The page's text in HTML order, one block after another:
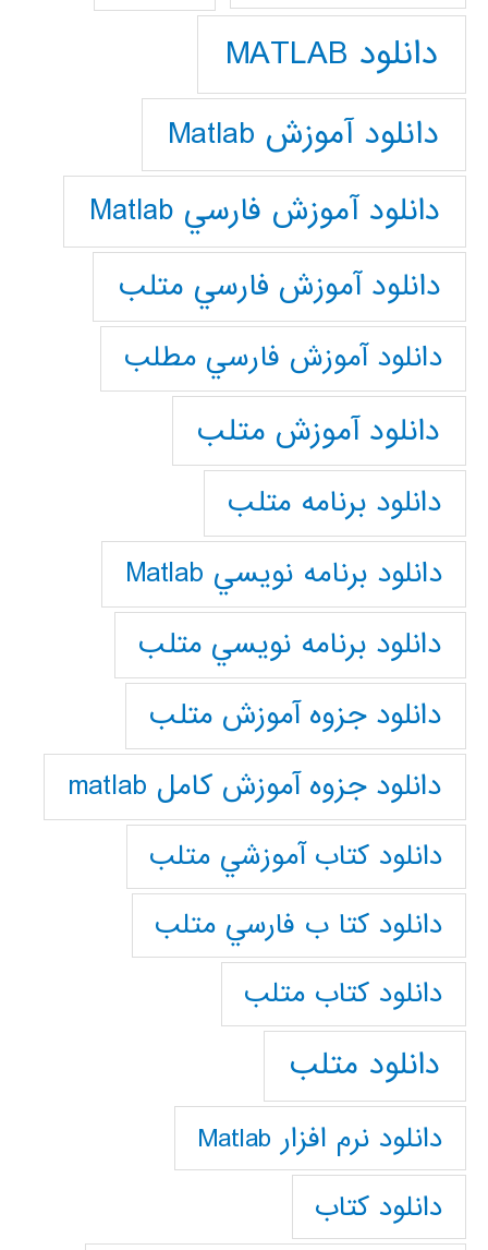
دانلود MATLAB
دانلود آموزش Matlab
دانلود آموزش فارسي Matlab
دانلود آموزش فارسي متلب
دانلود آموزش فارسي مطلب
دانلود آموزش متلب
دانلود برنامه متلب
دانلود برنامه نويسي Matlab
دانلود برنامه نويسي متلب
دانلود جزوه آموزش متلب
دانلود جزوه آموزش کامل matlab
دانلود كتاب آموزشي متلب
دانلود كتا ب فارسي متلب
دانلود كتاب متلب
دانلود متلب
دانلود نرم افزار Matlab
دانلود کتاب